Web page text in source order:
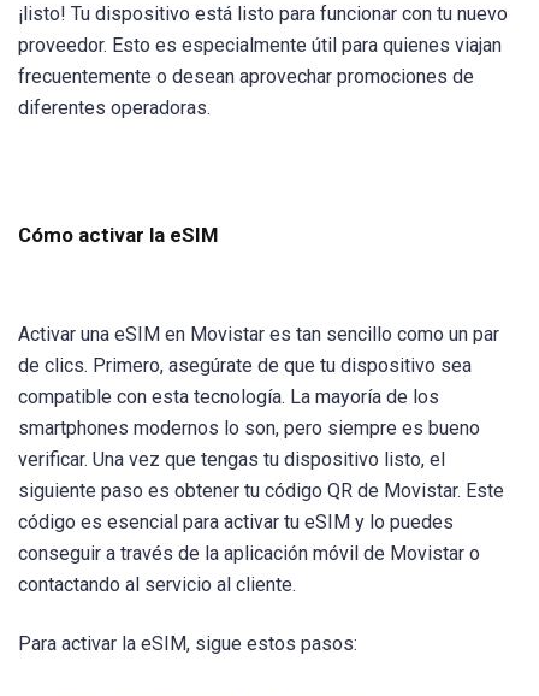
¡listo! Tu dispositivo está listo para funcionar con tu nuevo
proveedor. Esto es especialmente útil para quienes viajan
frecuentemente o desean aprovechar promociones de
diferentes operadoras.
Cómo activar la eSIM
Activar una eSIM en Movistar es tan sencillo como un par
de clics. Primero, asegúrate de que tu dispositivo sea
compatible con esta tecnología. La mayoría de los
smartphones modernos lo son, pero siempre es bueno
verificar. Una vez que tengas tu dispositivo listo, el
siguiente paso es obtener tu código QR de Movistar. Este
código es esencial para activar tu eSIM y lo puedes
conseguir a través de la aplicación móvil de Movistar o
contactando al servicio al cliente.
Para activar la eSIM, sigue estos pasos: